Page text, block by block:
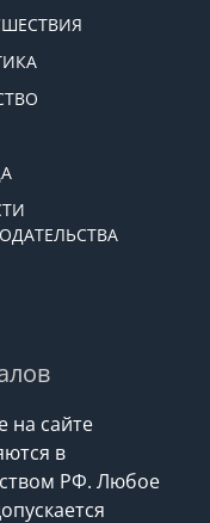
на сайте
в
РФ. Любое